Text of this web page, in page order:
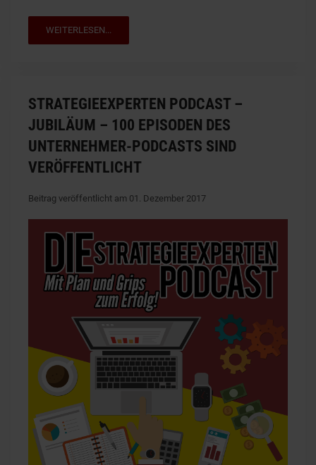
WEITERLESEN...
STRATEGIEEXPERTEN PODCAST –
JUBILÄUM – 100 EPISODEN DES
UNTERNEHMER-PODCASTS SIND
VERÖFFENTLICHT
Beitrag veröffentlicht am 01. Dezember 2017